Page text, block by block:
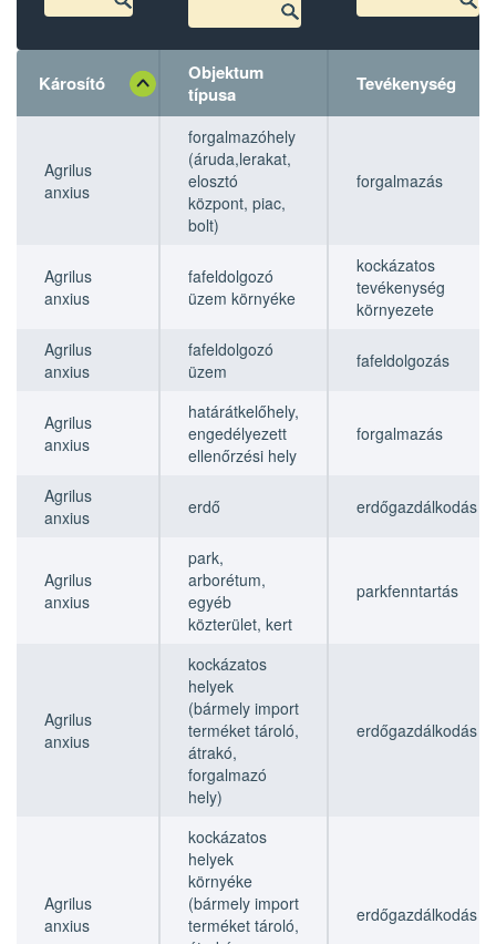
Károsító
Objektum
típusa
Tevékenység
Objektum
típusa
Objektum
típusa
Agrilus
anxius
forgalmazóhely
(áruda,lerakat,
elosztó
központ, piac,
bolt)
forgalmazás
Agrilus
anxius
fafeldolgozó
üzem környéke
kockázatos
tevékenység
környezete
Agrilus
anxius
fafeldolgozó
üzem
fafeldolgozás
Agrilus
anxius
határátkelőhely,
engedélyezett
ellenőrzési hely
forgalmazás
Agrilus
anxius
erdő erdőgazdálkodás
Agrilus
anxius
park,
arborétum,
egyéb
közterület, kert
parkfenntartás
Agrilus
anxius
kockázatos
helyek
(bármely import
terméket tároló,
átrakó,
forgalmazó
hely)
erdőgazdálkodás
Agrilus
anxius
kockázatos
helyek
környéke
(bármely import
terméket tároló,
erdőgazdálkodás